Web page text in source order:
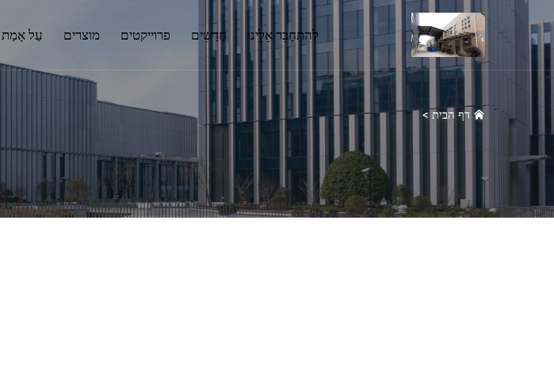
עַל אָמַת מוצרים פרוייקטים חֲדָשִים לְהִתְחַבֵּר אֵלֵינוּ
דף הבית >